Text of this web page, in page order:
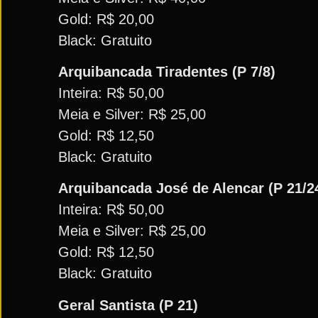
Gold: R$ 20,00
Black: Gratuito
Arquibancada Tiradentes (P 7/8)
Inteira: R$ 50,00
Meia e Silver: R$ 25,00
Gold: R$ 12,50
Black: Gratuito
Arquibancada José de Alencar (P 21/
Inteira: R$ 50,00
Meia e Silver: R$ 25,00
Gold: R$ 12,50
Black: Gratuito
Geral Santista (P 21)